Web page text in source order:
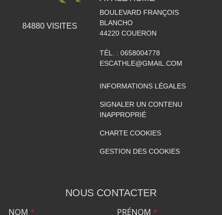
84880VISITES
BOULEVARD FRANÇOIS
BLANCHO
44220 COUERON
TÉL. : 0658004778
ESCATHLE@GMAIL.COM
INFORMATIONS LÉGALES
SIGNALER UN CONTENU
INAPPROPRIÉ
CHARTE COOKIES
GESTION DES COOKIES
NOUS CONTACTER
NOM * PRÉNOM *